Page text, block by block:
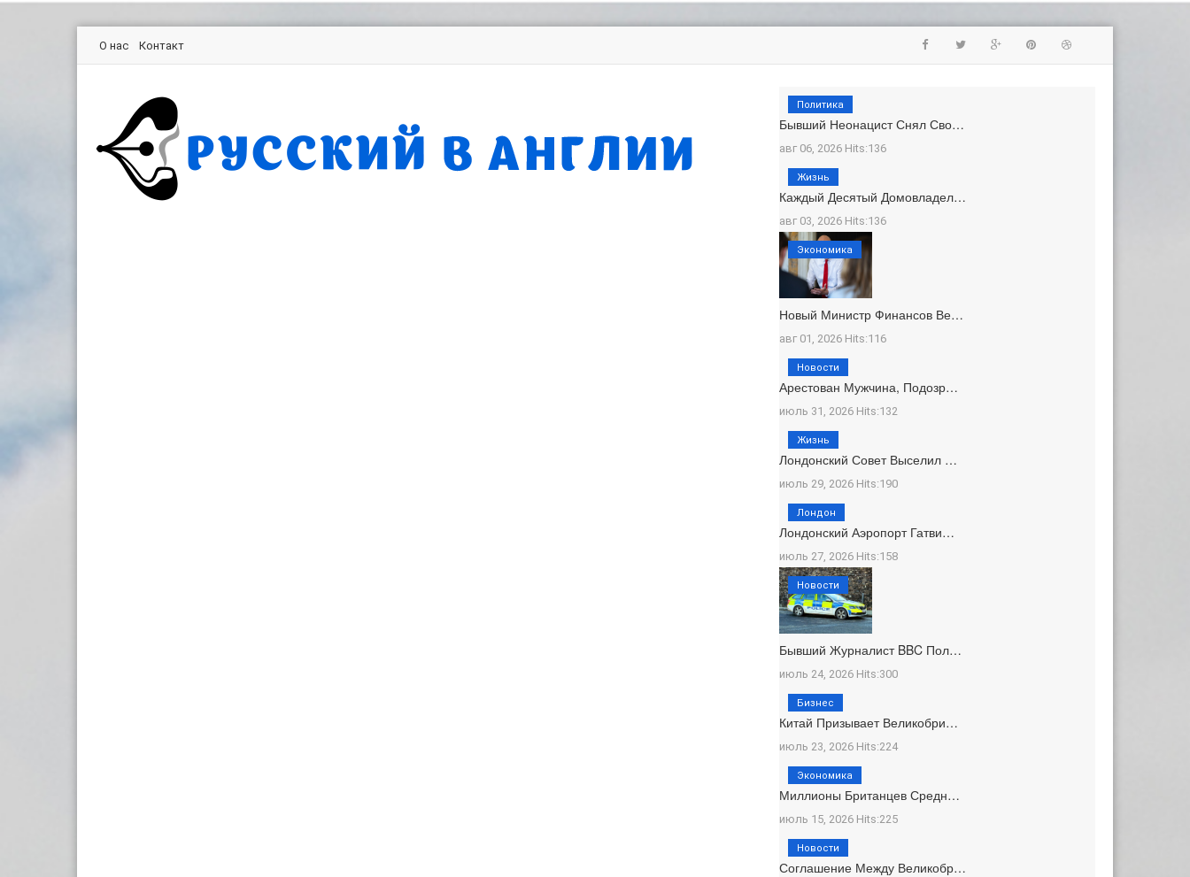
О нас Контакт
Бывший Неонацист Снял Сво…
авг 06, 2026 Hits:136
Политика
Каждый Десятый Домовладел…
авг 03, 2026 Hits:136
Жизнь
Новый Министр Финансов Ве…
авг 01, 2026 Hits:116
Экономика
Арестован Мужчина, Подозр…
июль 31, 2026 Hits:132
Новости
Лондонский Совет Выселил …
июль 29, 2026 Hits:190
Жизнь
Лондонский Аэропорт Гатви…
июль 27, 2026 Hits:158
Лондон
Бывший Журналист BBC Пол…
июль 24, 2026 Hits:300
Новости
Китай Призывает Великобри…
июль 23, 2026 Hits:224
Бизнес
Миллионы Британцев Средн…
июль 15, 2026 Hits:225
Экономика
Соглашение Между Великобр…
Новости